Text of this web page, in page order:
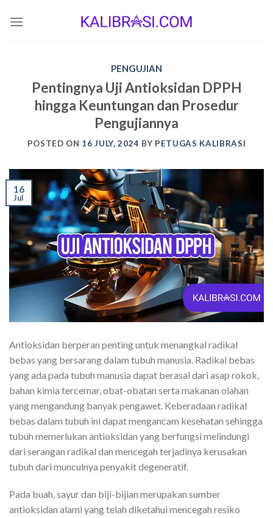
PENGUJIAN
Pentingnya Uji Antioksidan DPPH
hingga Keuntungan dan Prosedur
Pengujiannya
POSTED ON 16 JULY, 2024 BY PETUGAS KALIBRASI
16
Jul
Antioksidan berperan penting untuk menangkal radikal
bebas yang bersarang dalam tubuh manusia. Radikal bebas
yang ada pada tubuh manusia dapat berasal dari asap rokok,
bahan kimia tercemar, obat-obatan serta makanan olahan
yang mengandung banyak pengawet. Keberadaan radikal
bebas dalam tubuh ini dapat mengancam kesehatan sehingga
tubuh memerlukan antioksidan yang berfungsi melindungi
dari serangan radikal dan mencegah terjadinya kerusakan
tubuh dari munculnya penyakit degeneratif.
Pada buah, sayur dan biji-bijian merupakan sumber
antioksidan alami yang telah diketahui mencegah resiko